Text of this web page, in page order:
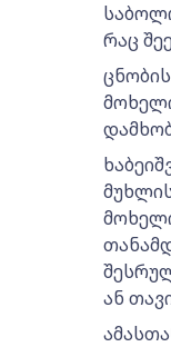
რაც
ან